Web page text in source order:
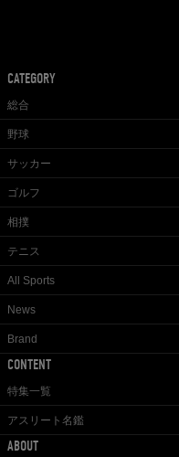
CATEGORY
総合
野球
サッカー
ゴルフ
相撲
テニス
All Sports
News
Brand
CONTENT
特集一覧
アスリート名鑑
ABOUT